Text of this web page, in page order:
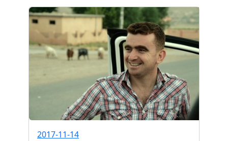
2017-11-14